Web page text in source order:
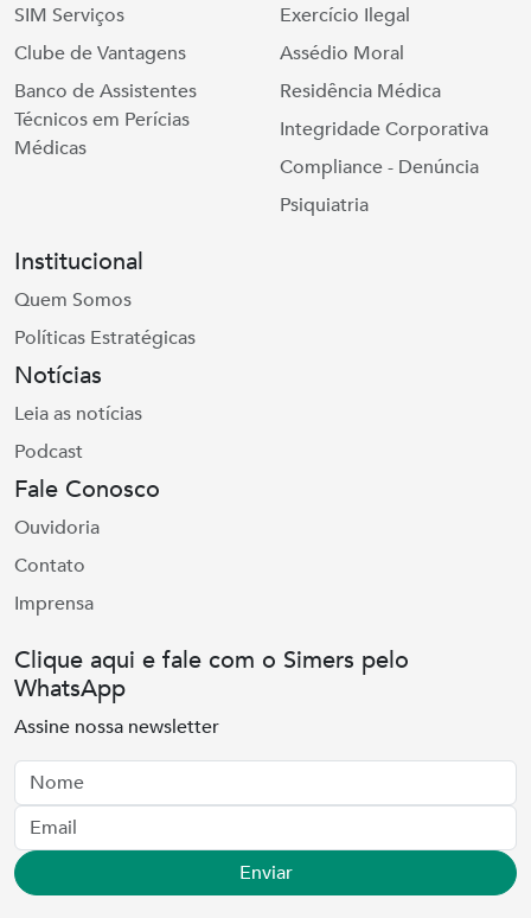
SIM Serviços
Clube de Vantagens
Banco de Assistentes
Técnicos em Perícias
Médicas
Exercício Ilegal
Assédio Moral
Residência Médica
Integridade Corporativa
Compliance - Denúncia
Psiquiatria
Institucional
Quem Somos
Políticas Estratégicas
Notícias
Leia as notícias
Podcast
Fale Conosco
Ouvidoria
Contato
Imprensa
Clique aqui e fale com o Simers pelo
WhatsApp
Assine nossa newsletter
Nome
Email
Enviar